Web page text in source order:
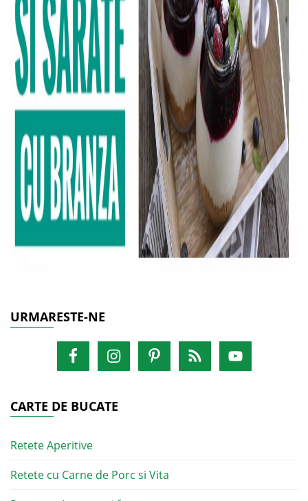
URMARESTE-NE
CARTE DE BUCATE
Retete Aperitive
Retete cu Carne de Porc si Vita